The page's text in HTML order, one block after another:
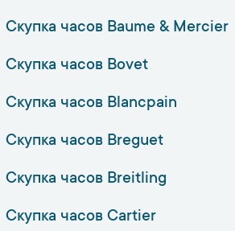
Скупка часов Baume & Mercier
Скупка часов Bovet
Скупка часов Blancpain
Скупка часов Breguet
Скупка часов Breitling
Скупка часов Cartier